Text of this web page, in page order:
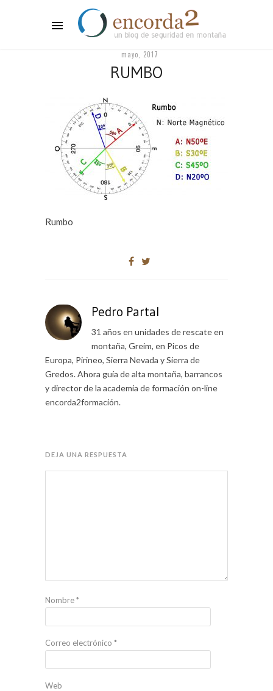
mayo, 2017
RUMBO
Rumbo
Pedro Partal
31 años en unidades de rescate en
montaña, Greim, en Picos de
Europa, Pirineo, Sierra Nevada y Sierra de
Gredos. Ahora guía de alta montaña, barrancos
y director de la academia de formación on-line
encorda2formación.
DEJA UNA RESPUESTA
Nombre*
Correo electrónico *
Web